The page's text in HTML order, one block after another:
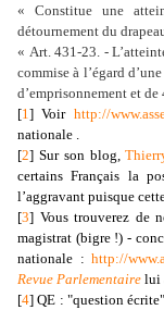
« Constitue une
détournement du
« Art. 431-23. -
commise à l’égard
d’emprisonnement et de
[1] Voir http://
nationale .
[2] Sur son blog,
certains Français la
l’aggravant puisque
[3] Vous trouverez de
magistrat (bigre !) -
nationale :http://
Revue Parlementaire lui
[4] QE : "question